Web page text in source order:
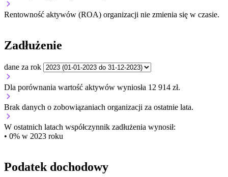
Rentowność aktywów (ROA) organizacji nie zmienia się w czasie.
Zadłużenie
dane za rok
Dla porównania wartość aktywów wyniosła 12 914 zł.
Brak danych o zobowiązaniach organizacji za ostatnie lata.
W ostatnich latach współczynnik zadłużenia wynosił:
• 0% w 2023 roku
Podatek dochodowy